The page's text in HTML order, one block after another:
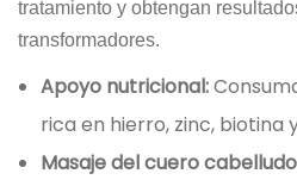
tratamiento y obtengan
transformadores.
Apoyo nutricional:
rica en hierro, zinc, biotina
Masaje del cuero